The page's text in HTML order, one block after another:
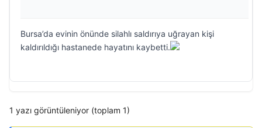
Bursa’da evinin önünde silahlı saldırıya uğrayan kişi
kaldırıldığı hastanede hayatını kaybetti.
1 yazı görüntüleniyor (toplam 1)